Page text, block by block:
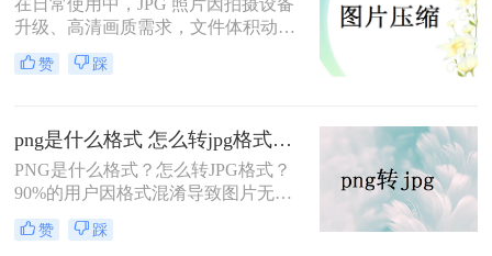
升级、高清画质需求，文件体积动辄
几 MB，不仅占用手机、电脑存储空
间，还会导致网络传输卡顿、平台上
的有效方法，既能大幅减小文件体
积，又能最大程度保留画质，是普通
用户、职场人士、内容创作者必备的
赞 踩
png是什么格式 怎么转jpg格式？5种安全免费转换方法全解析！
PNG是什么格式？怎么转JPG格式？
90%的用户因格式混淆导致图片无法
上传、文件过大！本文权威解析PNG
格式本质，详解PNG转JPG的5种安全
赞 踩